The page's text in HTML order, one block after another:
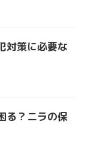
対策に必要な
る？ニラの保